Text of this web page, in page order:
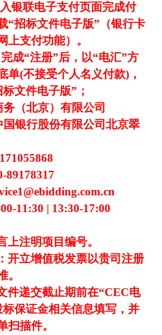
银联电子支付页面完成付
“招标文件电子版”（银行卡
上支付功能）。
成“注册”后，以“电汇”方
单(不接受个人名义付款)，
文件电子版”；
（北京）有限公司
国银行股份有限公司北京翠
89178317
11:30 | 13:30-17:00
注明项目编号。
开立增值税发票以贵司注册
。
件递交截止期前在“CEC电
保证金相关信息填写，并
扫描件。